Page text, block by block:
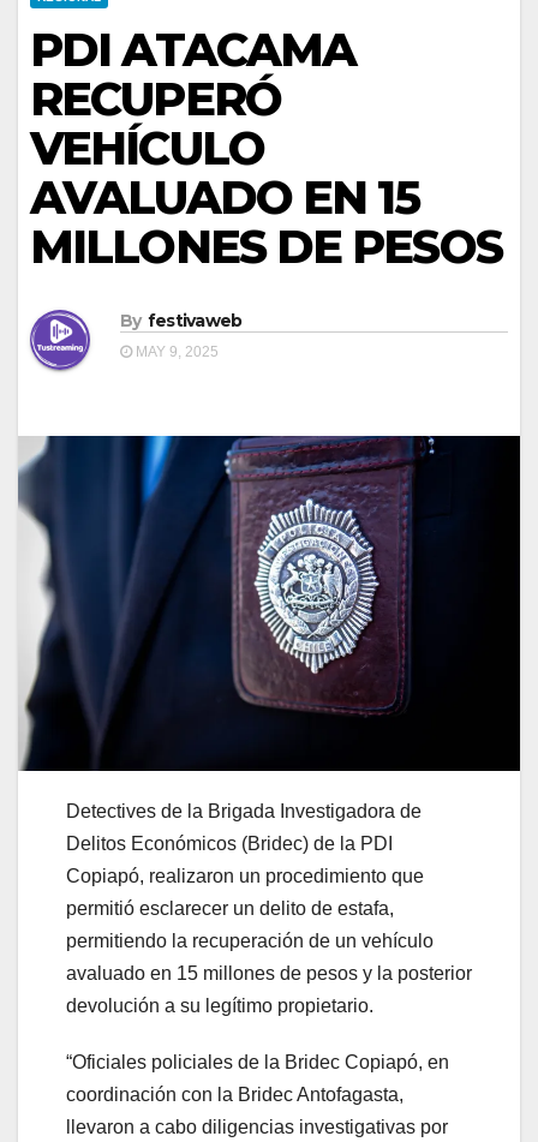
PDI ATACAMA
RECUPERÓ
VEHÍCULO
AVALUADO EN 15
MILLONES DE PESOS
By festivaweb
MAY 9, 2025
Detectives de la Brigada Investigadora de
Delitos Económicos (Bridec) de la PDI
Copiapó, realizaron un procedimiento que
permitió esclarecer un delito de estafa,
permitiendo la recuperación de un vehículo
avaluado en 15 millones de pesos y la posterior
devolución a su legítimo propietario.
“Oficiales policiales de la Bridec Copiapó, en
coordinación con la Bridec Antofagasta,
llevaron a cabo diligencias investigativas por